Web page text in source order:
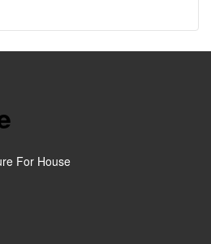
For House